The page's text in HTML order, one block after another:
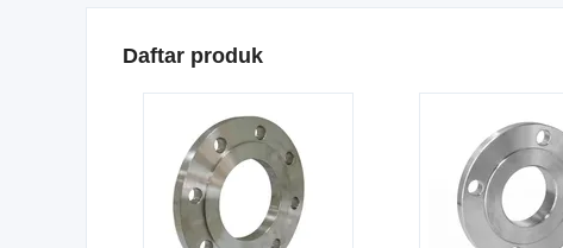
Daftar produk